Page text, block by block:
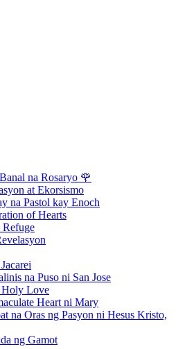
na Rosaryo 🌹
at Ekorsismo
na Pastol kay Enoch
of Hearts
na Puso ni San Jose
Holy Love
Heart ni Mary
na Oras ng Pasyon ni Hesus Kristo,
ng Gamot